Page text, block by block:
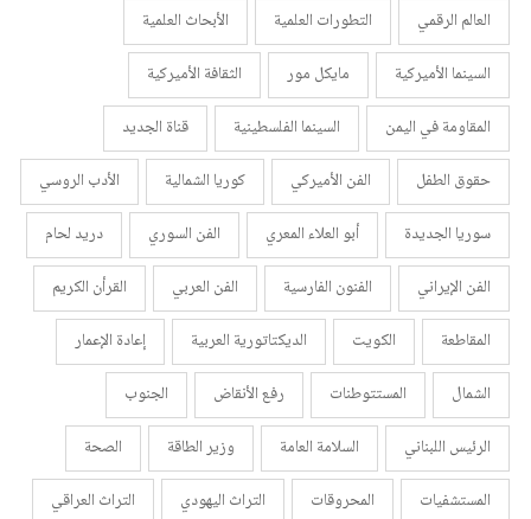
العالم الرقمي
التطورات العلمية
الأبحاث العلمية
السينما الأميركية
مايكل مور
الثقافة الأميركية
المقاومة في اليمن
السينما الفلسطينية
قناة الجديد
حقوق الطفل
الفن الأميركي كوريا الشمالية
الأدب الروسي
سوريا الجديدة
أبو العلاء المعري الفن السوري
دريد لحام
الفن الإيراني
الفنون الفارسية الفن العربي
القرأن الكريم
المقاطعة
الكويت الديكتاتورية العربية
إعادة الإعمار
الشمال
المستتوطنات رفع الأنقاض
الجنوب
الرئيس اللبناني
السلامة العامة وزير الطاقة
الصحة
المستشفيات
المحروقات التراث اليهودي التراث العراقي